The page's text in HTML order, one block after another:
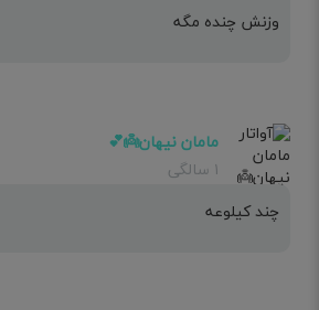
وزنش چنده مگه
مامان نیهان👼💕
۱ سالگی
چند کیلوعه